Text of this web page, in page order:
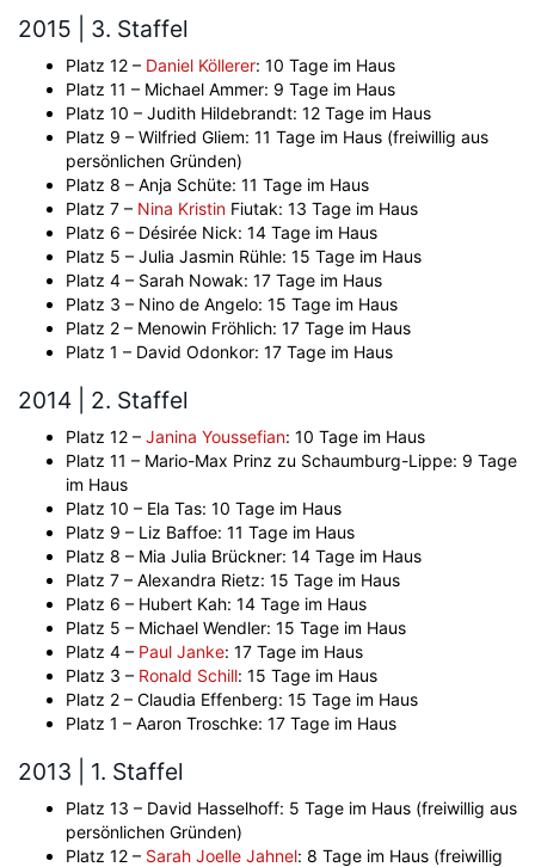
2015 | 3. Staffel
Platz 12 – Daniel Köllerer: 10 Tage im Haus
Platz 11 – Michael Ammer: 9 Tage im Haus
Platz 10 – Judith Hildebrandt: 12 Tage im Haus
Platz 9 – Wilfried Gliem: 11 Tage im Haus (freiwillig aus
persönlichen Gründen)
Platz 8 – Anja Schüte: 11 Tage im Haus
Platz 7 – Nina Kristin Fiutak: 13 Tage im Haus
Platz 6 – Désirée Nick: 14 Tage im Haus
Platz 5 – Julia Jasmin Rühle: 15 Tage im Haus
Platz 4 – Sarah Nowak: 17 Tage im Haus
Platz 3 – Nino de Angelo: 15 Tage im Haus
Platz 2 – Menowin Fröhlich: 17 Tage im Haus
Platz 1 – David Odonkor: 17 Tage im Haus
2014 | 2. Staffel
Platz 12 – Janina Youssefian: 10 Tage im Haus
Platz 11 – Mario-Max Prinz zu Schaumburg-Lippe: 9 Tage
im Haus
Platz 10 – Ela Tas: 10 Tage im Haus
Platz 9 – Liz Baffoe: 11 Tage im Haus
Platz 8 – Mia Julia Brückner: 14 Tage im Haus
Platz 7 – Alexandra Rietz: 15 Tage im Haus
Platz 6 – Hubert Kah: 14 Tage im Haus
Platz 5 – Michael Wendler: 15 Tage im Haus
Platz 4 – Paul Janke: 17 Tage im Haus
Platz 3 – Ronald Schill: 15 Tage im Haus
Platz 2 – Claudia Effenberg: 15 Tage im Haus
Platz 1 – Aaron Troschke: 17 Tage im Haus
2013 | 1. Staffel
Platz 13 – David Hasselhoff: 5 Tage im Haus (freiwillig aus
persönlichen Gründen)
Platz 12 – Sarah Joelle Jahnel: 8 Tage im Haus (freiwillig